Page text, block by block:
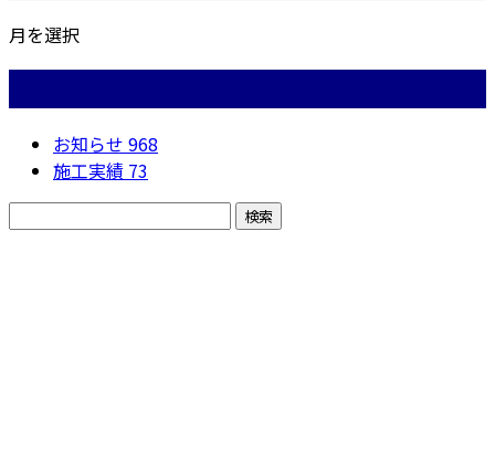
月を選択
お知らせ 968
施工実績 73